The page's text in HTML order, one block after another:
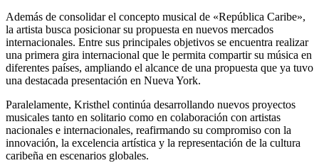
Además de consolidar el concepto musical de «República Caribe»,
la artista busca posicionar su propuesta en nuevos mercados
internacionales. Entre sus principales objetivos se encuentra realizar
una primera gira internacional que le permita compartir su música en
diferentes países, ampliando el alcance de una propuesta que ya tuvo
una destacada presentación en Nueva York.
Paralelamente, Kristhel continúa desarrollando nuevos proyectos
musicales tanto en solitario como en colaboración con artistas
nacionales e internacionales, reafirmando su compromiso con la
innovación, la excelencia artística y la representación de la cultura
caribeña en escenarios globales.